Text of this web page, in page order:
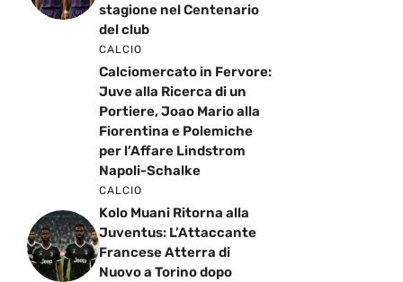
stagione nel Centenario
del club
CALCIO
Calciomercato in Fervore:
Juve alla Ricerca di un
Portiere, Joao Mario alla
Fiorentina e Polemiche
per l’Affare Lindstrom
Napoli-Schalke
CALCIO
Kolo Muani Ritorna alla
Juventus: L’Attaccante
Francese Atterra di
Nuovo a Torino dopo